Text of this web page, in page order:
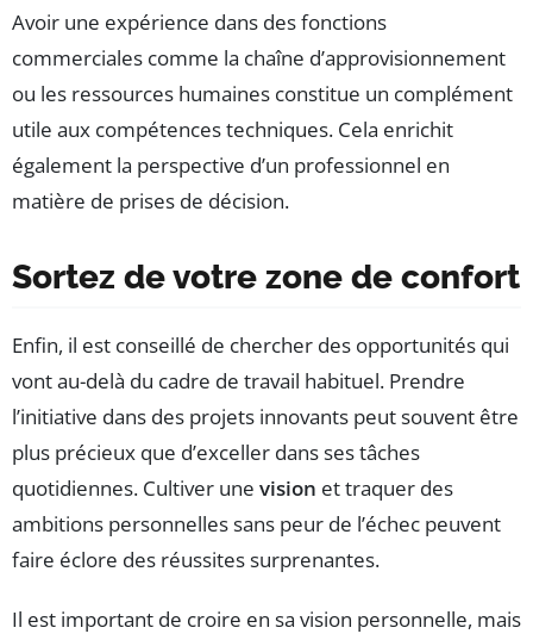
Avoir une expérience dans des fonctions
commerciales comme la chaîne d’approvisionnement
ou les ressources humaines constitue un complément
utile aux compétences techniques. Cela enrichit
également la perspective d’un professionnel en
matière de prises de décision.
Sortez de votre zone de confort
Enfin, il est conseillé de chercher des opportunités qui
vont au-delà du cadre de travail habituel. Prendre
l’initiative dans des projets innovants peut souvent être
plus précieux que d’exceller dans ses tâches
quotidiennes. Cultiver une vision et traquer des
ambitions personnelles sans peur de l’échec peuvent
faire éclore des réussites surprenantes.
Il est important de croire en sa vision personnelle, mais